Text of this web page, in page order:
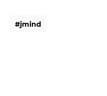
#jmind